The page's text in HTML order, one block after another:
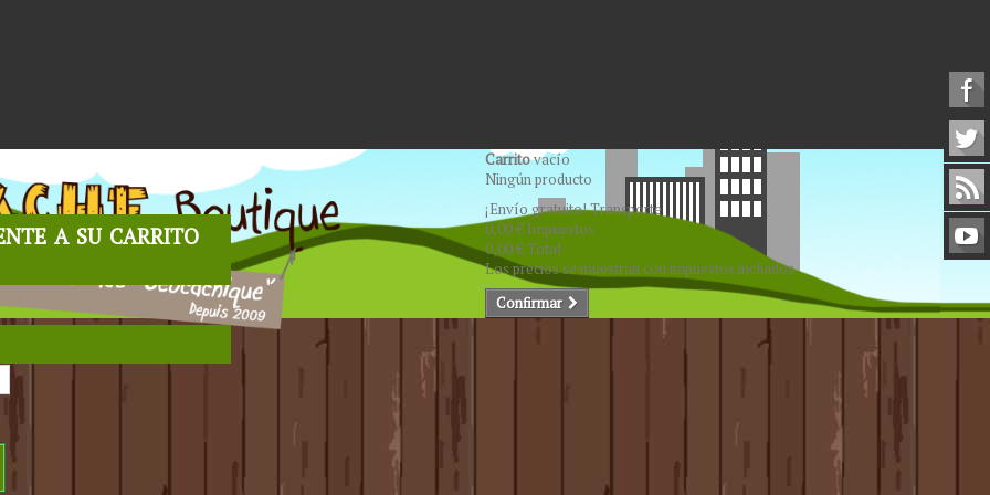
Carritovacío
Ningún producto
¡Envío gratuito!Transporte
0,00 € Impuestos
0,00 €Total
Los precios se muestran con impuestos incluidos
Confirmar
a su carrito